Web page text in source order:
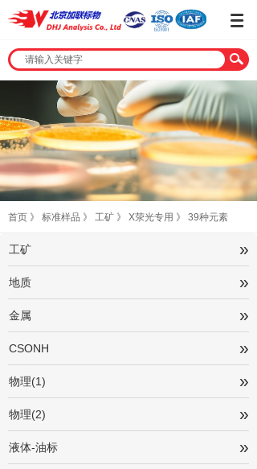
首页 》 标准样品 》 工矿 》 X荥光专用 》 39种元素
工矿 »
地质 »
金属 »
CSONH »
物理(1) »
物理(2) »
液体-油标 »